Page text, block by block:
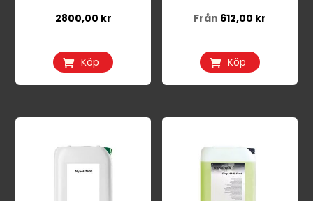
2800,00 kr
Köp
Från 612,00 kr
Köp
kan
produkten